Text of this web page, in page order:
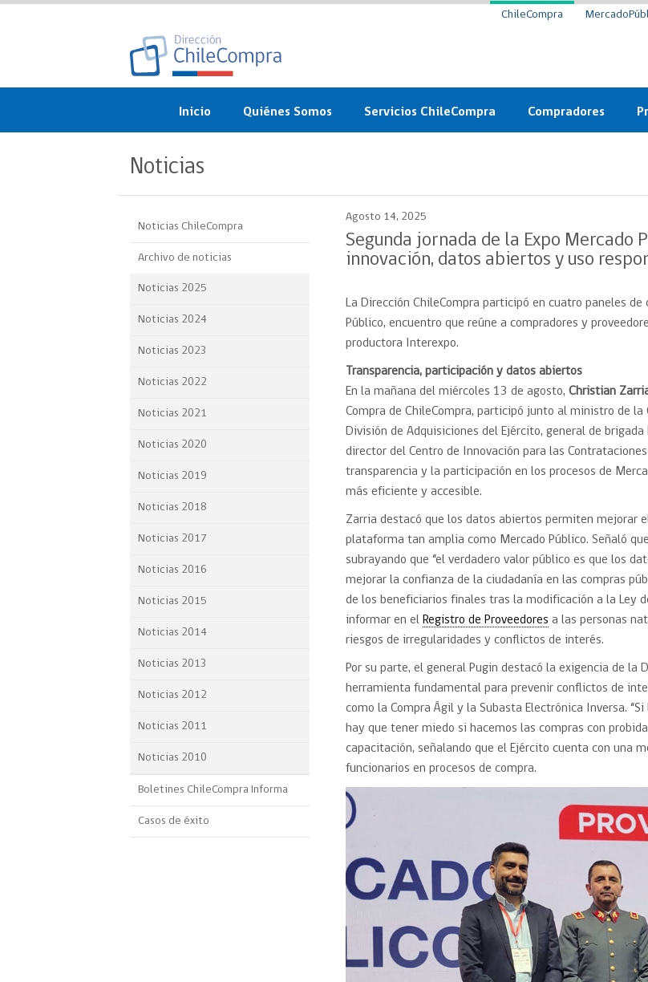
ChileCompra
Inicio Quiénes Somos
objetivos
Organigrama
Participación Ciudadana
Reportes Ley de Inclusión
Sé parte de nuestro equipo
Servicios ChileCompra
ChileCompra
Eficiencia
Capacitación ChileCompra:
Certificación competencias
Centro de Ayuda
Asesorías estratégicas
Datos Abiertos
API de Mercado Público
Ciberseguridad
Emergencias
Compradores
Circular
Compra Ágil
Tipos de Licitaciones
Bases Tipo de Licitación
Trato directo
Subasta inversa
Compra Pública de
Innovación
Compras públicas con
perspectiva de género
Noticias
Noticias ChileCompra
Archivo de noticias
Noticias 2025
Noticias 2024
Noticias 2023
Noticias 2022
Noticias 2021
Noticias 2020
Noticias 2019
Noticias 2018
Noticias 2017
Noticias 2016
Noticias 2015
Noticias 2014
Noticias 2013
Noticias 2012
Noticias 2011
Noticias 2010
Boletines ChileCompra Informa
Casos de éxito
Agosto 14, 2025
Segunda jornada de la Expo Mercado
innovación, datos abiertos y uso
La Dirección ChileCompra participó en cuatro paneles
Público, encuentro que reúne a compradores y
productora Interexpo.
Transparencia, participación y datos abiertos
En la mañana del miércoles 13 de agosto, Christian
Compra de ChileCompra, participó junto al ministro de la
División de Adquisiciones del Ejército, general de brigada
director del Centro de Innovación para las
transparencia y la participación en los procesos de
más eficiente y accesible.
Zarria destacó que los datos abiertos permiten mejorar
plataforma tan amplia como Mercado Público. Señaló
subrayando que “el verdadero valor público es que los
mejorar la confianza de la ciudadanía en las compras
de los beneficiarios finales tras la modificación a la Ley
informar en el Registro de Proveedores a las personas
riesgos de irregularidades y conflictos de interés.
Por su parte, el general Pugin destacó la exigencia de
herramienta fundamental para prevenir conflictos de
como la Compra Ágil y la Subasta Electrónica Inversa.
hay que tener miedo si hacemos las compras con
capacitación, señalando que el Ejército cuenta con una
funcionarios en procesos de compra.